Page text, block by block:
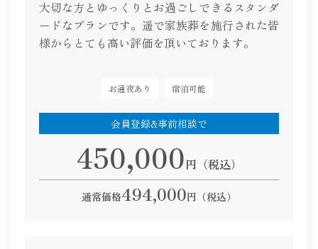
大切な方とゆっくりとお過ごしできるスタンダ
ードなプランです。遥で家族葬を施行された皆
様からとても高い評価を頂いております。
お通夜あり 宿泊可能
会員登録&事前相談で
450,000円（税込）
通常価格494,000円（税込）